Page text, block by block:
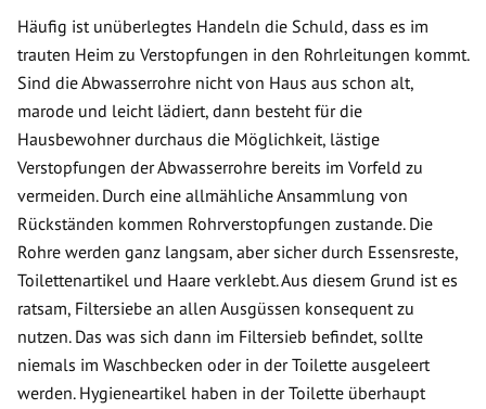
Häufig ist unüberlegtes Handeln die Schuld, dass es im
trauten Heim zu Verstopfungen in den Rohrleitungen kommt.
Sind die Abwasserrohre nicht von Haus aus schon alt,
marode und leicht lädiert, dann besteht für die
Hausbewohner durchaus die Möglichkeit, lästige
Verstopfungen der Abwasserrohre bereits im Vorfeld zu
vermeiden. Durch eine allmähliche Ansammlung von
Rückständen kommen Rohrverstopfungen zustande. Die
Rohre werden ganz langsam, aber sicher durch Essensreste,
Toilettenartikel und Haare verklebt. Aus diesem Grund ist es
ratsam, Filtersiebe an allen Ausgüssen konsequent zu
nutzen. Das was sich dann im Filtersieb befindet, sollte
niemals im Waschbecken oder in der Toilette ausgeleert
werden. Hygieneartikel haben in der Toilette überhaupt